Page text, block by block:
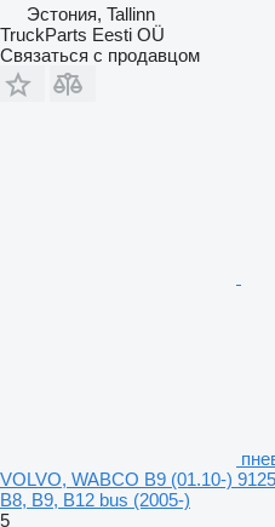
Эстония, Tallinn
TruckParts Eesti OÜ
Связаться с продавцом
VOLVO, WABCO B9 (01.10-)
B8, B9, B12 bus (2005-)
5